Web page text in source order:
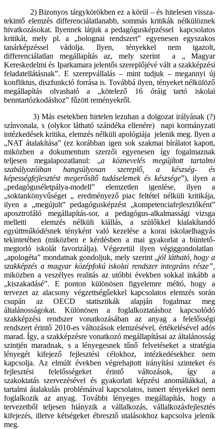
2) Bizonyos tárgykörökben ez a körül – és hitelesen vissza-
tekintő elemzés differenciálatlanabb, sommás kritikák nélkülöznek
hivatkozásokat. Ilyennek látjuk a pedagógusképzéssel kapcsolatos
kritikát, mely pl. a „bolognai rendszert” egyenesen egyszakos
tanárképzéssel vádolja. Ilyen, tényekkel nem igazolt,
differenciálatlan megállapítás az, mely szerint a „ Magyar
Kereskedelmi és Iparkamara jelentős szereplőjévé vált a szakképzési
feladatellátásnak”. E szerepvállalás – mint tudjuk – megannyi új
konfliktus, diszfunkció forrása is. Továbbá ilyen, tényeket nélkülöző
megállapítás olvasható a „kötelező 16 óráig tartó iskolai
benntartózkodáshoz” fűzött reményekről.
3) Más esetekben hirtelen lezuhan a dolgozat irályának (?)
színvonala, s (olykor látható szándéka ellenére) napi kormányzati
intézkedések kritika, elemzés nélküli apológiája jelenik meg. Ilyen a
„NAT átalakítása” (ez korábban igen sok szakmai bírálatot kapott,
miközben a dokumentum szerzői egyenesen így fogalmaznak
teljesen megalapozatlanul: „a köznevelés megújított tartalmi
szabályozóiban hangsúlyosan szereplő, a készség- és
képességfejlesztést megerősítő tudáselemek és készsége”), ilyen a
„pedagóguséletpálya-modell” elemzetlen igenlése, ilyen a
„soktankönyvűséget „ eredményező piac feltétel nélküli kritikája,
ilyen a „megújult” pedagógusképzést „kompetenciafejlesztőként”
aposztrofáló megállapítás-sor, a pedagógus-alkalmassági vizsga
melletti elemzés nélküli kiállás, a szülőkkel kialakítandó
együttműködésnek tényként való kezelése a korai iskolaelhagyás
tekintetében (miközben e kérdésben a mai gyakorlat a büntető-
megtorló iskolát favorizálja). Végezetül ilyen végiggondolatlan
„apologéta” mondatnak gondoljuk, mely szerint „jól látható, hogy a
szakképzés a magyar középfokú iskolai rendszer integráns része”,
miközben a veszélyes realitás az utóbbi években sokkal inkább a
„kiszakadásé”. E ponton különösen figyelemre méltó, hogy a
tervezet az alacsony végzettségűekkel kapcsolatos elemzés során
csupán az OECD statisztikák alapján fogalmaz meg
általánosságokat. Különösen a foglalkoztatáshoz kapcsolódó
szakképzési rendszer vonatkozásában az anyag a felelősségi
rendszert érintő 2010-es változások elemzésével, értékelésével adós
marad. Így, a szakképzésre vonatkozó megállapításai az általánosság
szintjén maradnak, s a lényegesnek tűnő felvetéseket a stratégia
lényegét kifejező fejlesztési célokhoz, intézkedésekhez nem
kapcsolja. Az elmúlt években végrehajtott irányítási szinteket és
fejlesztési felelősségeket érintő változások, így a
szakoktatás szervezésével és gyakorlati képzési anomáliákkal, a
tartalmi átalakulás problémáival kapcsolatos, ismert tényekkel nem
foglalkozik az anyag. További lényeges megállapítás, hogy a
tervezetből teljesen hiányzik a vállalkozás, vállalkozásfejlesztés
kifejezés, illetve kétségeket ébresztő utalásokhoz kapcsolva jelenik
meg.